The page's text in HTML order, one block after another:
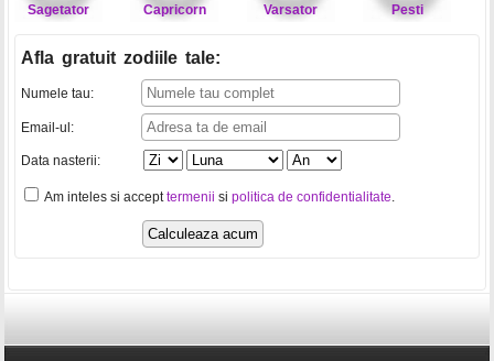
Sagetator Capricorn Varsator Pesti
Afla gratuit zodiile tale:
Numele tau:
Email-ul:
Data nasterii:
Am inteles si accepttermenii si politica de confidentialitate.